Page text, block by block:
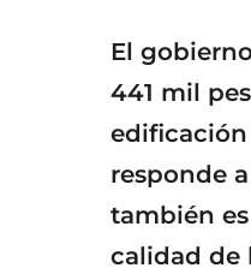
El
441 mil
edificación
responde
también
calidad de